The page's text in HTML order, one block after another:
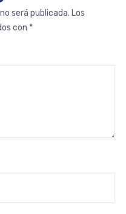
será publicada. Los
con *